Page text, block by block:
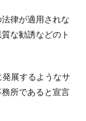
律が適用されな
な勧誘などのト
展するようなサ
所であると宣言